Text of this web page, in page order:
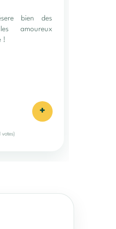
bien des
amoureux
!
+
votes)